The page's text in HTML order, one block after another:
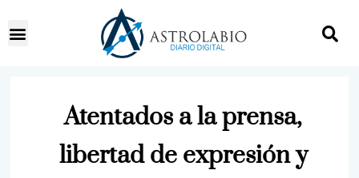
Atentados a la prensa,
libertad de expresión y